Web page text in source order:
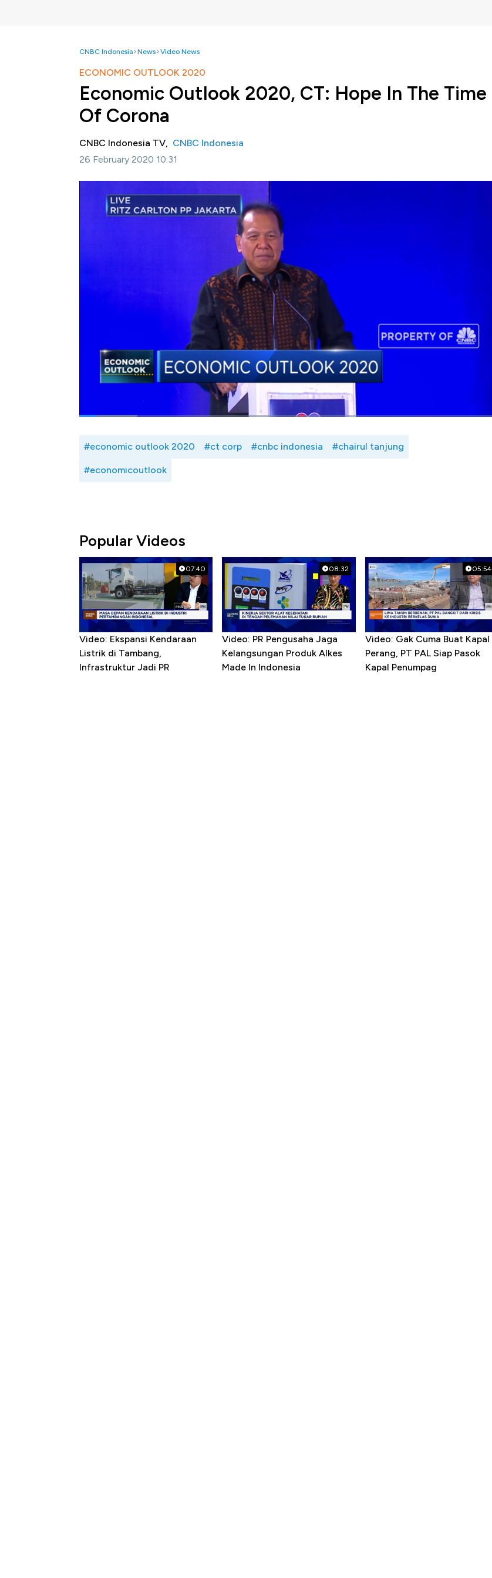
CNBC Indonesia News Video News
ECONOMIC OUTLOOK 2020
Economic Outlook 2020, CT: Hope In The Time
Of Corona
CNBC Indonesia TV, CNBC Indonesia
26 February 2020 10:31
CNBC Indonesia kembali menggelar event tahunan CNBC Indonesia
Economic Outlook 2020 pada Rabu (26/02). Gelaran yang dilaksanakan di Ballroom Ritz Carlton
Pacific Place, Jakarta ini mengangkat tema "Indonesia Menjawab Tantangan Ekonomi Global" dan
menghadirkan pemimpin lembaga negara, pengusaha, CEO BUMN dan swasta, serta para pelaku
Founder dan Chairman CT Corp, Chairul Tanjung dalam sambutan CNBC Indonesia Economic
Outlook 2020 memaparkan Jika pada tahun 2019, Ekonomi Global telah mengalami banyak
tantangan mulai dari perang dagang, perubahan iklim, distrupsi teknologi hingga Brexit dan pada
2020 ini diawali dengan sesuatu yang tidak terduga yaitu Virus Corona. Seberapa berat efek dari
Corona bagi ekonomi dunia? Selengkapnya saksikan CNBC Indonesia Economic Outlook 2020,
CNBC Indonesia (Rabu, 26/02/2020)
Bagikan:
#economic outlook 2020 #ct corp #cnbc indonesia #chairul tanjung
#economicoutlook
Popular Videos
07:40
Video: Ekspansi Kendaraan
Listrik di Tambang,
Infrastruktur Jadi PR
08:32
Video: PR Pengusaha Jaga
Kelangsungan Produk Alkes
Made In Indonesia
05:54
Video: Gak Cuma Buat Kapal
Perang, PT PAL Siap Pasok
Kapal Penumpag